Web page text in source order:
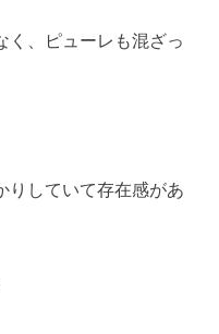
く、ピューレも混ざっ
りしていて存在感があ